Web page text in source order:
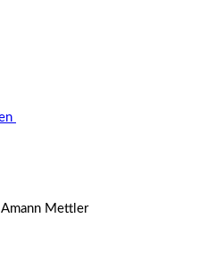
Amann Mettler